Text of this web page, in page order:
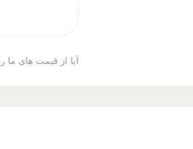
آیا از قیمت های ما